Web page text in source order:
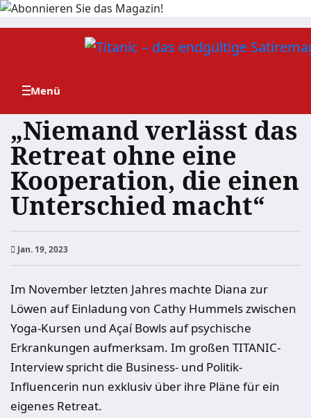
Zum
„Niemand verlässt das
Retreat ohne eine
Kooperation, die einen
Unterschied macht“
Jan. 19, 2023
Im November letzten Jahres machte Diana zur
Löwen auf Einladung von Cathy Hummels zwischen
Yoga-Kursen und Açaí Bowls auf psychische
Erkrankungen aufmerksam. Im großen TITANIC-
Interview spricht die Business- und Politik-
Influencerin nun exklusiv über ihre Pläne für ein
eigenes Retreat.